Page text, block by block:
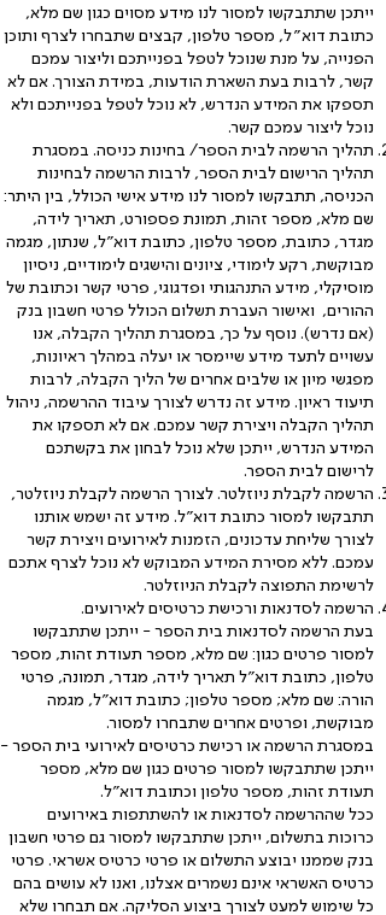
ייתכן שתתבקשו למסור לנו מידע מסוים כגון שם מלא,
כתובת דוא״ל, מספר טלפון, קבצים שתבחרו לצרף ותוכן
הפנייה, על מנת שנוכל לטפל בפנייתכם וליצור עמכם
קשר, לרבות בעת השארת הודעות, במידת הצורך. אם לא
תספקו את המידע הנדרש, לא נוכל לטפל בפנייתכם ולא
נוכל ליצור עמכם קשר.
תהליך הרשמה לבית הספר/ בחינות כניסה. במסגרת
תהליך הרישום לבית הספר, לרבות הרשמה לבחינות
הכניסה, תתבקשו למסור לנו מידע אישי הכולל, בין היתר:
שם מלא, מספר זהות, תמונת פספורט, תאריך לידה,
מגדר, כתובת, מספר טלפון, כתובת דוא"ל, שנתון, מגמה
מבוקשת, רקע לימודי, ציונים והישגים לימודיים, ניסיון
מוסיקלי, מידע התנהגותי ופדגוגי, פרטי קשר וכתובת של
ההורים, ואישור העברת תשלום הכולל פרטי חשבון בנק
(אם נדרש). נוסף על כך, במסגרת תהליך הקבלה, אנו
עשויים לתעד מידע שיימסר או יעלה במהלך ראיונות,
מפגשי מיון או שלבים אחרים של הליך הקבלה, לרבות
תיעוד ראיון. מידע זה נדרש לצורך עיבוד ההרשמה, ניהול
תהליך הקבלה ויצירת קשר עמכם. אם לא תספקו את
המידע הנדרש, ייתכן שלא נוכל לבחון את בקשתכם
לרישום לבית הספר.
הרשמה לקבלת ניוזלטר. לצורך הרשמה לקבלת ניוזלטר,
תתבקשו למסור כתובת דוא"ל. מידע זה ישמש אותנו
לצורך שליחת עדכונים, הזמנות לאירועים ויצירת קשר
עמכם. ללא מסירת המידע המבוקש לא נוכל לצרף אתכם
לרשימת התפוצה לקבלת הניוזלטר.
הרשמה לסדנאות ורכישת כרטיסים לאירועים.
בעת הרשמה לסדנאות בית הספר - ייתכן שתתבקשו
למסור פרטים כגון: שם מלא, מספר תעודת זהות, מספר
טלפון, כתובת דוא"ל תאריך לידה, מגדר, תמונה, פרטי
הורה: שם מלא; מספר טלפון; כתובת דוא"ל, מגמה
מבוקשת, ופרטים אחרים שתבחרו למסור.
במסגרת הרשמה או רכישת כרטיסים לאירועי בית הספר -
ייתכן שתתבקשו למסור פרטים כגון שם מלא, מספר
תעודת זהות, מספר טלפון וכתובת דוא"ל.
ככל שההרשמה לסדנאות או להשתתפות באירועים
כרוכות בתשלום, ייתכן שתתבקשו למסור גם פרטי חשבון
בנק שממנו יבוצע התשלום או פרטי כרטיס אשראי. פרטי
כרטיס האשראי אינם נשמרים אצלנו, ואנו לא עושים בהם
כל שימוש למעט לצורך ביצוע הסליקה. אם תבחרו שלא